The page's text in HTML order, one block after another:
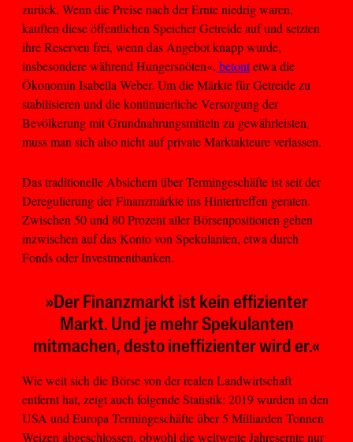
zurück. Wenn die Preise nach der Ernte niedrig waren,
kauften diese öffentlichen Speicher Getreide auf und setzten
ihre Reserven frei, wenn das Angebot knapp wurde,
insbesondere während Hungersnöten«, betontetwa die
Ökonomin Isabella Weber. Um die Märkte für Getreide zu
stabilisieren und die kontinuierliche Versorgung der
Bevölkerung mit Grundnahrungsmitteln zu gewährleisten,
muss man sich also nicht auf private Marktakteure verlassen.
Das traditionelle Absichern über Termingeschäfte ist seit der
Deregulierung der Finanzmärkte ins Hintertreffen geraten.
Zwischen 50 und 80 Prozent aller Börsenpositionen gehen
inzwischen auf das Konto von Spekulanten, etwa durch
Fonds oder Investmentbanken.
»Der Finanzmarkt ist kein effizienter
Markt. Und je mehr Spekulanten
mitmachen, desto ineffizienter wird er.«
Wie weit sich die Börse von der realen Landwirtschaft
entfernt hat, zeigt auch folgende Statistik: 2019 wurden in den
USA und Europa Termingeschäfte über 5 Milliarden Tonnen
Weizen abgeschlossen, obwohl die weltweite Jahresernte nur